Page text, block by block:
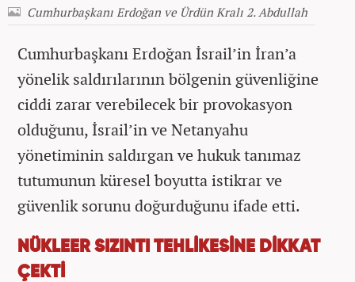
Cumhurbaşkanı Erdoğan ve Ürdün Kralı 2. Abdullah
Cumhurbaşkanı Erdoğan İsrail’in İran’a
yönelik saldırılarının bölgenin güvenliğine
ciddi zarar verebilecek bir provokasyon
olduğunu, İsrail’in ve Netanyahu
yönetiminin saldırgan ve hukuk tanımaz
tutumunun küresel boyutta istikrar ve
güvenlik sorunu doğurduğunu ifade etti.
NÜKLEER SIZINTI TEHLİKESİNE DİKKAT
ÇEKTİ